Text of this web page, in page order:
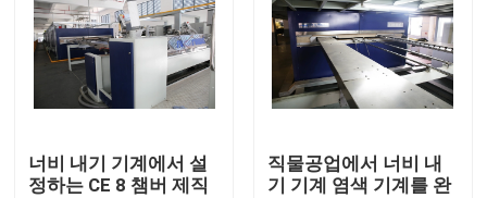
직물 건조 기계
직물 완성 가공기
너비 내기 기계에서 설
정하는 CE 8 챔버 제직
직물공업에서 너비 내
기 기계 염색 기계를 완